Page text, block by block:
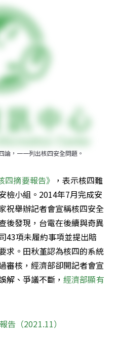
論，一一列出核四安全問題。
四摘要報告》 ，表示核四難
檢小組。2014年7月完成安
祝舉辦記者會宣稱核四安全
後發現，台電在後續與奇異
43項未履約事項並提出賠
求。田秋堇認為核四的系統
審核，經濟部卻開記者會宣
解、爭議不斷， 經濟部顯有
告（2021.11）